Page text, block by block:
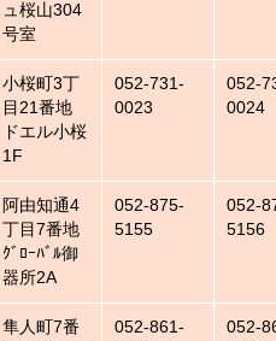
ュ桜山304
号室
小桜町3丁
目21番地
ドエル小桜
1F
052-731-
0023
052-
0024
阿由知通4
丁目7番地
ｸﾞﾛｰﾊﾞﾙ御
器所2A
052-875-
5155
052-
5156
隼人町7番
052-861-
052-